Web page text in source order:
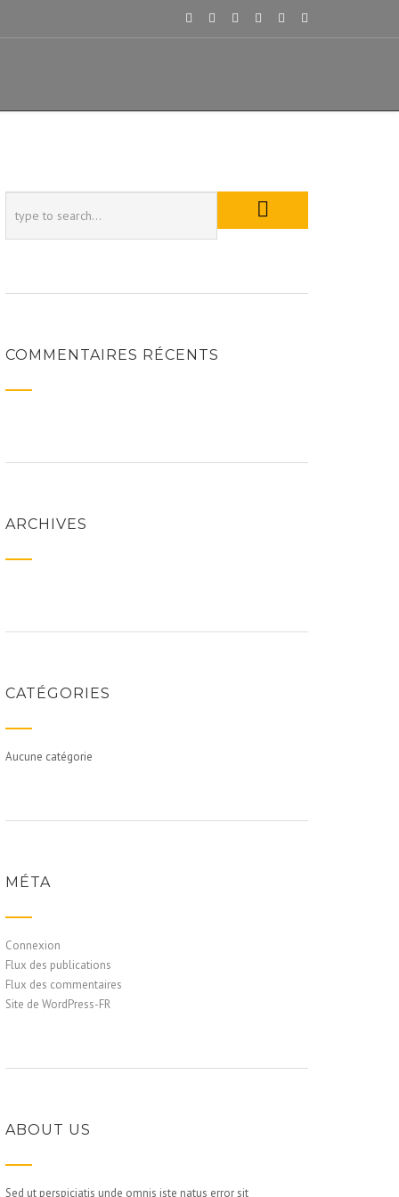
COMMENTAIRES RÉCENTS
ARCHIVES
CATÉGORIES
Aucune catégorie
MÉTA
Connexion
Flux des publications
Flux des commentaires
Site de WordPress-FR
ABOUT US
Sed ut perspiciatis unde omnis iste natus error sit